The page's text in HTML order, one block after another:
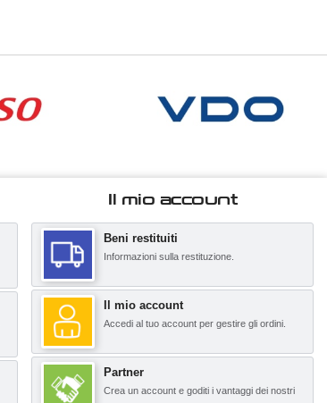
Il mio account
Beni restituiti
Informazioni sulla restituzione.
Il mio account
Accedi al tuo account per gestire gli ordini.
Partner
Crea un account e goditi i vantaggi dei nostri